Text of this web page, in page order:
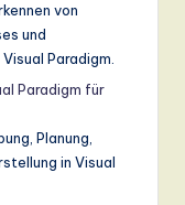
von
und
Paradigm.
Paradigm für
Planung,
in Visual